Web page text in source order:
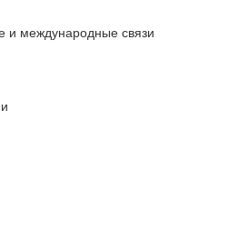
и международные связи